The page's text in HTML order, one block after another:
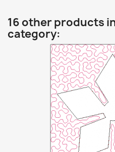
16 other products
category: